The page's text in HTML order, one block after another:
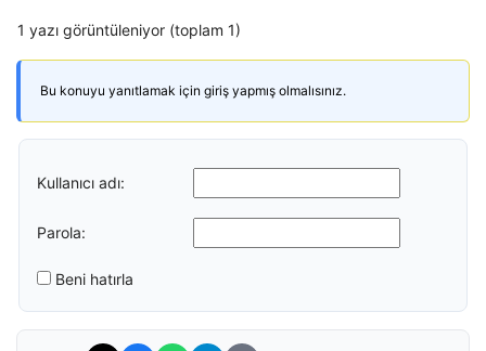
1 yazı görüntüleniyor (toplam 1)
Bu konuyu yanıtlamak için giriş yapmış olmalısınız.
Kullanıcı adı:
Parola:
Beni hatırla